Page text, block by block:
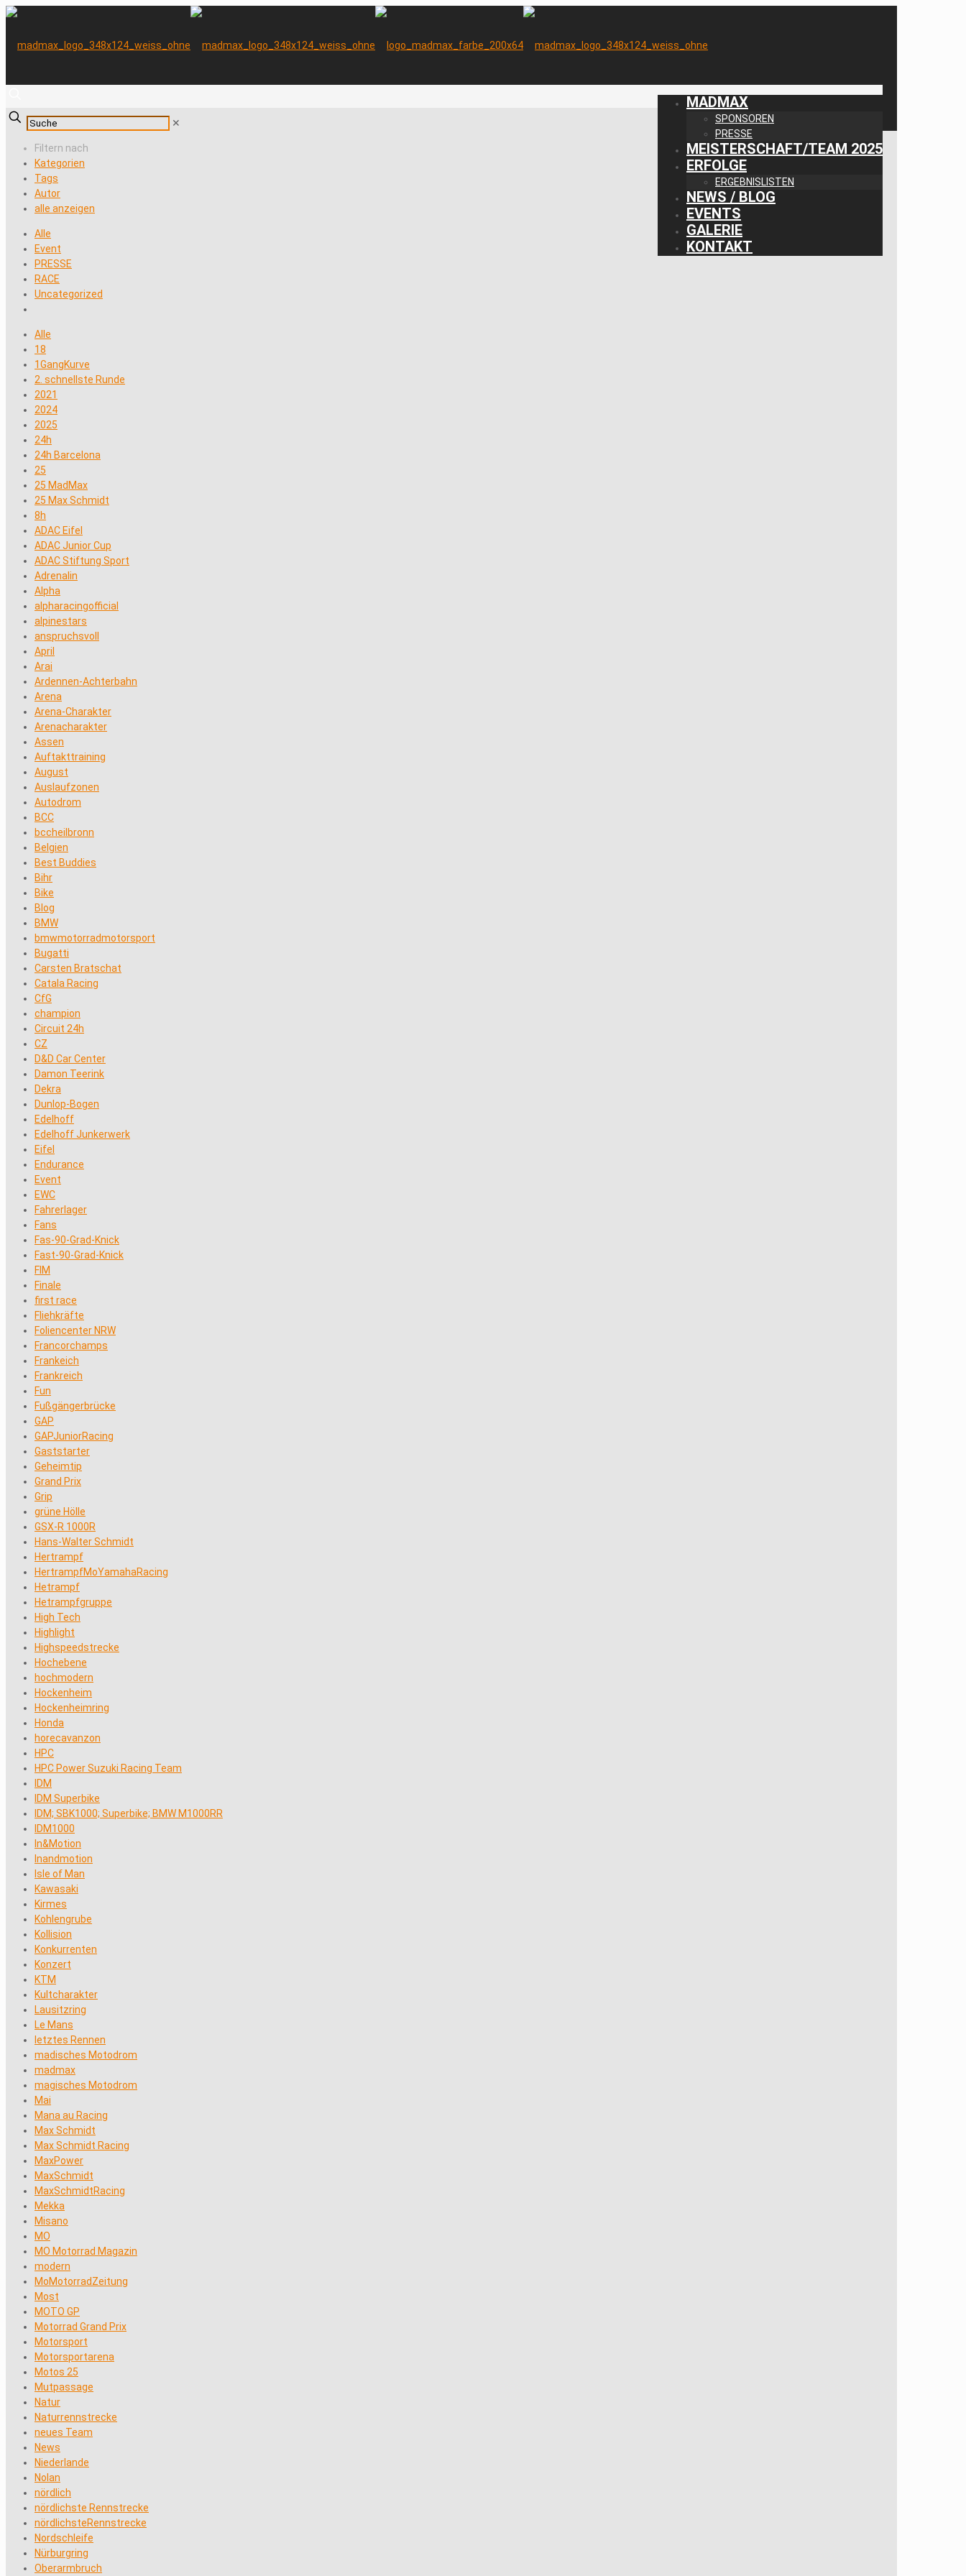
MADMAX
SPONSOREN
PRESSE
MEISTERSCHAFT/TEAM 2025
ERFOLGE
ERGEBNISLISTEN
NEWS / BLOG
EVENTS
GALERIE
KONTAKT
✕
Filtern nach
Kategorien
Tags
Autor
alle anzeigen
Alle
Event
PRESSE
RACE
Uncategorized
Alle
18
1GangKurve
2. schnellste Runde
2021
2024
2025
24h
24h Barcelona
25
25 MadMax
25 Max Schmidt
8h
ADAC Eifel
ADAC Junior Cup
ADAC Stiftung Sport
Adrenalin
Alpha
alpharacingofficial
alpinestars
anspruchsvoll
April
Arai
Ardennen-Achterbahn
Arena
Arena-Charakter
Arenacharakter
Assen
Auftakttraining
August
Auslaufzonen
Autodrom
BCC
bccheilbronn
Belgien
Best Buddies
Bihr
Bike
Blog
BMW
bmwmotorradmotorsport
Bugatti
Carsten Bratschat
Catala Racing
CfG
champion
Circuit 24h
CZ
D&D Car Center
Damon Teerink
Dekra
Dunlop-Bogen
Edelhoff
Edelhoff Junkerwerk
Eifel
Endurance
Event
EWC
Fahrerlager
Fans
Fas-90-Grad-Knick
Fast-90-Grad-Knick
FIM
Finale
first race
Fliehkräfte
Foliencenter NRW
Francorchamps
Frankeich
Frankreich
Fun
Fußgängerbrücke
GAP
GAPJuniorRacing
Gaststarter
Geheimtip
Grand Prix
Grip
grüne Hölle
GSX-R 1000R
Hans-Walter Schmidt
Hertrampf
HertrampfMoYamahaRacing
Hetrampf
Hetrampfgruppe
High Tech
Highlight
Highspeedstrecke
Hochebene
hochmodern
Hockenheim
Hockenheimring
Honda
horecavanzon
HPC
HPC Power Suzuki Racing Team
IDM
IDM Superbike
IDM; SBK1000; Superbike; BMW M1000RR
IDM1000
In&Motion
Inandmotion
Isle of Man
Kawasaki
Kirmes
Kohlengrube
Kollision
Konkurrenten
Konzert
KTM
Kultcharakter
Lausitzring
Le Mans
letztes Rennen
madisches Motodrom
madmax
magisches Motodrom
Mai
Mana au Racing
Max Schmidt
Max Schmidt Racing
MaxPower
MaxSchmidt
MaxSchmidtRacing
Mekka
Misano
MO
MO Motorrad Magazin
modern
MoMotorradZeitung
Most
MOTO GP
Motorrad Grand Prix
Motorsport
Motorsportarena
Motos 25
Mutpassage
Natur
Naturrennstrecke
neues Team
News
Niederlande
Nolan
nördlich
nördlichste Rennstrecke
nördlichsteRennstrecke
Nordschleife
Nürburgring
Oberarmbruch